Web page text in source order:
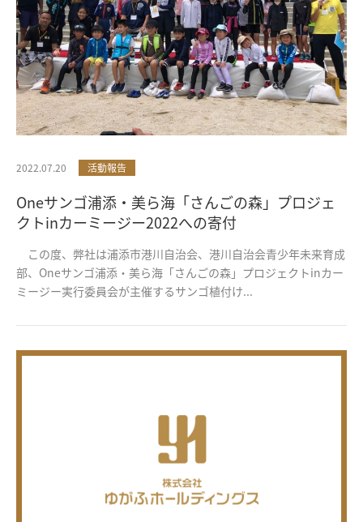
2022.07.20 活動報告
Oneサンゴ浦添・美ら海「さんごの森」プロジェ
クトinカーミージー2022への寄付
この度、弊社は浦添市港川自治会、港川自治会青少年未来育成
部、Oneサンゴ浦添・美ら海「さんごの森」プロジェクトinカー
ミージー実行委員会が主催するサンゴ植付け...